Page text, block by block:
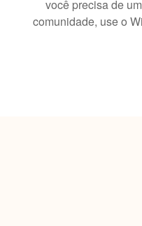
você precisa de
comunidade, use o